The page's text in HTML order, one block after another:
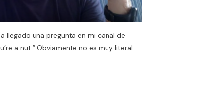
llegado una pregunta en mi canal de
a nut.” Obviamente no es muy literal.